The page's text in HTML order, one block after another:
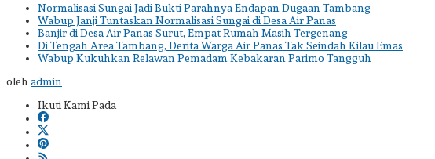
Normalisasi Sungai Jadi Bukti Parahnya Endapan Dugaan Tambang
Wabup Janji Tuntaskan Normalisasi Sungai di Desa Air Panas
Banjir di Desa Air Panas Surut, Empat Rumah Masih Tergenang
Di Tengah Area Tambang, Derita Warga Air Panas Tak Seindah Kilau Emas
Wabup Kukuhkan Relawan Pemadam Kebakaran Parimo Tangguh
oleh admin
Ikuti Kami Pada